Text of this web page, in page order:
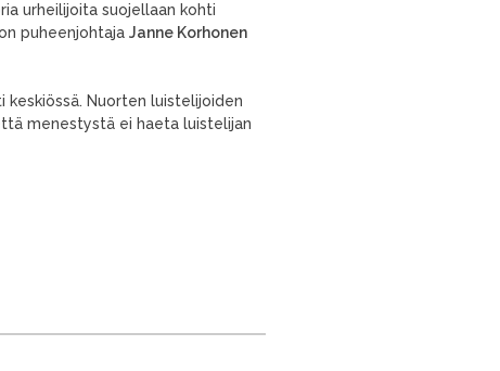
urheilijoita suojellaan kohti
puheenjohtaja Janne Korhonen
Nuorten luistelijoiden
menestystä ei haeta luistelijan